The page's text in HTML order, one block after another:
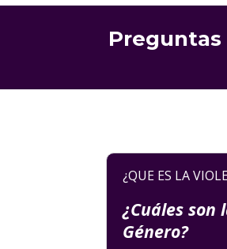
Preguntas
¿QUE ES LA
¿Cuáles son
Género?